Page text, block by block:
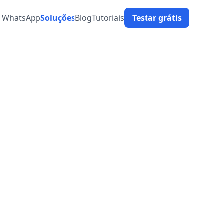
WhatsAppSoluçõesBlogTutoriais Testar grátis